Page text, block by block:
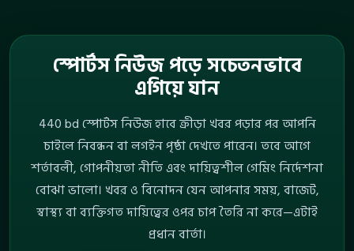
স্পোর্টস নিউজ পড়ে সচেতনভাবে
এগিয়ে যান
440 bd স্পোর্টস নিউজ হাবে ক্রীড়া খবর পড়ার পর আপনি
চাইলে নিবন্ধন বা লগইন পৃষ্ঠা দেখতে পারেন। তবে আগে
শর্তাবলী, গোপনীয়তা নীতি এবং দায়িত্বশীল গেমিং নির্দেশনা
বোঝা ভালো। খবর ও বিনোদন যেন আপনার সময়, বাজেট,
স্বাস্থ্য বা ব্যক্তিগত দায়িত্বের ওপর চাপ তৈরি না করে—এটাই
প্রধান বার্তা।